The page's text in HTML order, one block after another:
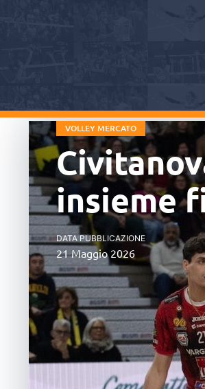
VOLLEY MERCATO
insieme
DATA PUBBLICAZIONE
21 Maggio 2026